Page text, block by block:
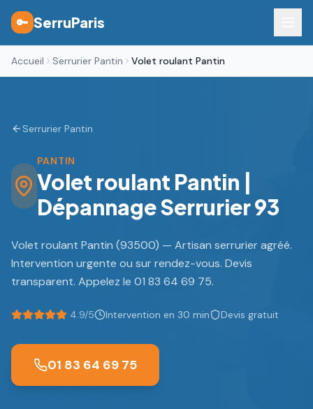
🔑 SerruParis
Accueil Serrurier Pantin Volet roulant Pantin
Serrurier Pantin
PANTIN
Volet roulant Pantin |
Dépannage Serrurier 93
Volet roulant Pantin (93500) — Artisan serrurier agréé.
Intervention urgente ou sur rendez-vous. Devis
transparent. Appelez le 01 83 64 69 75.
4.9/5 Intervention en 30 min Devis gratuit
01 83 64 69 75